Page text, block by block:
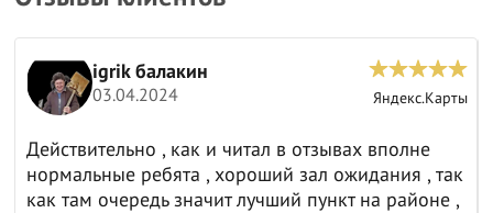
igrik балакин
03.04.2024 Яндекс.Карты
Действительно , как и читал в отзывах вполне
нормальные ребята , хороший зал ожидания , так
как там очередь значит лучший пункт на районе ,